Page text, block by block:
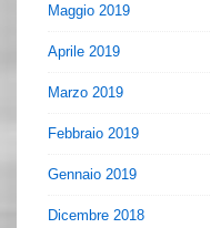
Maggio 2019
Aprile 2019
Marzo 2019
Febbraio 2019
Gennaio 2019
Dicembre 2018